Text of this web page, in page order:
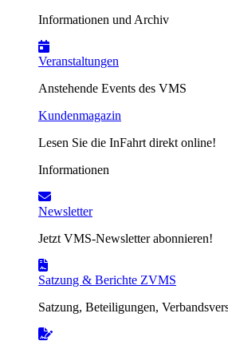
Informationen und Archiv
Veranstaltungen
Anstehende Events des VMS
Kundenmagazin
Lesen Sie die InFahrt direkt online!
Informationen
Newsletter
Jetzt VMS-Newsletter abonnieren!
Satzung & Berichte ZVMS
Satzung, Beteiligungen,